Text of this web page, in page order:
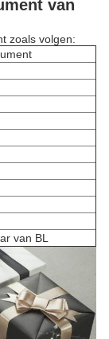
van
zoals volgen:
van BL